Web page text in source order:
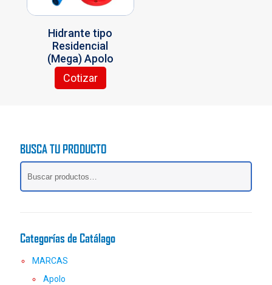
de
producto
Hidrante tipo
Residencial
(Mega) Apolo
Cotizar
Este
Las
opciones
página
producto
BUSCA TU PRODUCTO
Categorías de Catálago
MARCAS
Apolo